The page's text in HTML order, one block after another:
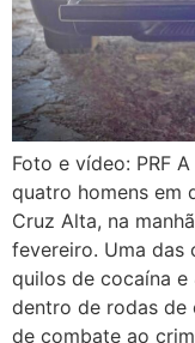
Foto e vídeo: PRF
quatro homens em
Cruz Alta, na
fevereiro. Uma das
quilos de cocaína
dentro de rodas de
de combate ao